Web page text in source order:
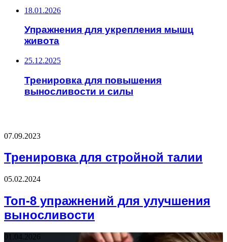
18.01.2026
Упражнения для укрепления мышц
живота
25.12.2025
Тренировка для повышения
выносливости и силы
07.09.2023
Тренировка для стройной талии
05.02.2024
Топ-8 упражнений для улучшения
выносливости
01.04.2026